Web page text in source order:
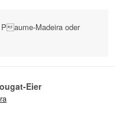
aume-Madeira oder
Eier